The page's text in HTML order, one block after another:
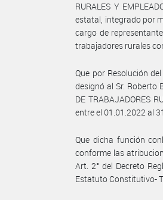
RURALES Y
estatal, integrado por
cargo de
trabajadores rurales
Que por Resolución
designó al Sr. Roberto
DE TRABAJADORES
entre el 01.01.2022 al
Que dicha función
conforme las
Art. 2° del Decreto
Estatuto Constitutivo-